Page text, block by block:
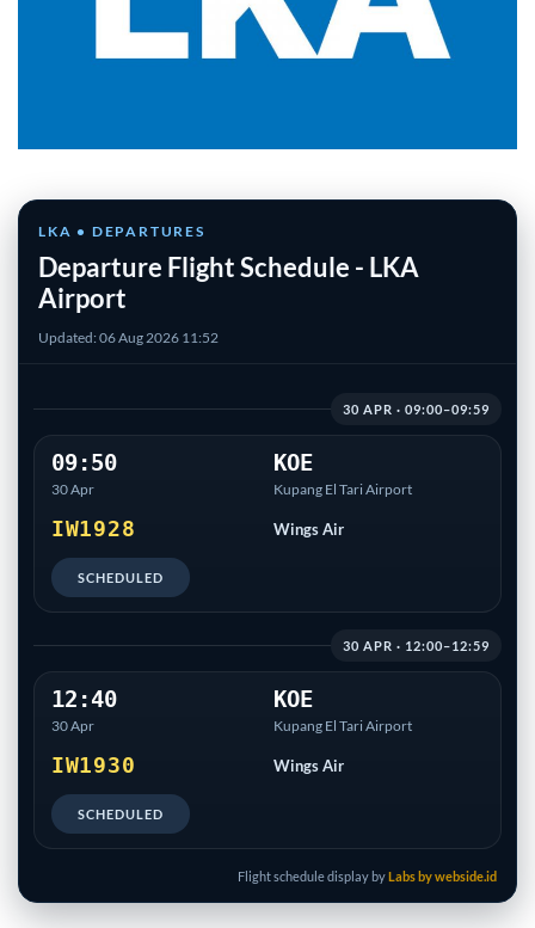
LKA • DEPARTURES
Departure Flight Schedule - LKA
Airport
Updated: 06 Aug 2026 11:52
30 APR · 09:00–09:59
09:50
30 Apr
KOE
Kupang El Tari Airport
IW1928 Wings Air
SCHEDULED
30 APR · 12:00–12:59
12:40
30 Apr
KOE
Kupang El Tari Airport
IW1930 Wings Air
SCHEDULED
Flight schedule display byLabs by webside.id